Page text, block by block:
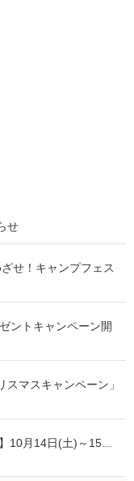
せ
せ！キャンプフェス
ントキャンペーン開
マスキャンペーン」
10月14日(土)～15…